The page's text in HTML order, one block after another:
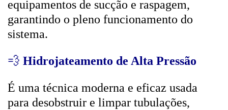
equipamentos de sucção e raspagem,
garantindo o pleno funcionamento do
sistema.
💨 Hidrojateamento de Alta Pressão
É uma técnica moderna e eficaz usada
para desobstruir e limpar tubulações,